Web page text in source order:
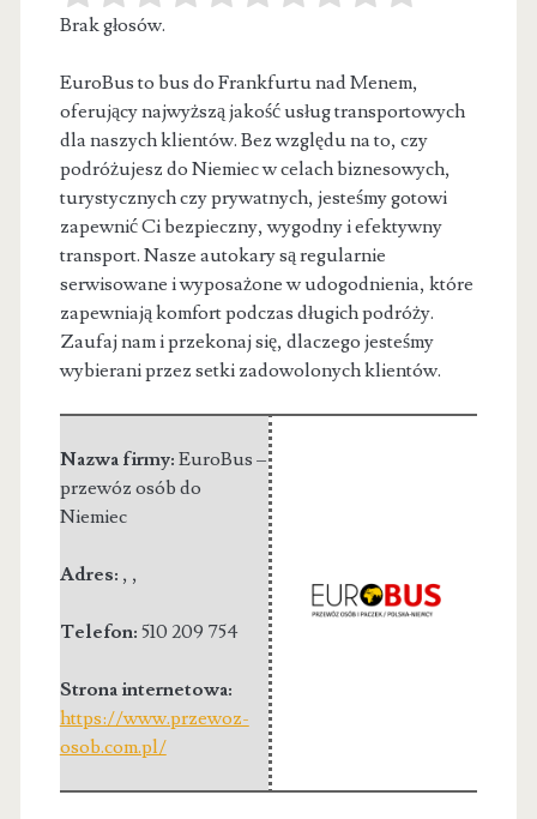
Brak głosów.
EuroBus to bus do Frankfurtu nad Menem,
oferujący najwyższą jakość usług transportowych
dla naszych klientów. Bez względu na to, czy
podróżujesz do Niemiec w celach biznesowych,
turystycznych czy prywatnych, jesteśmy gotowi
zapewnić Ci bezpieczny, wygodny i efektywny
transport. Nasze autokary są regularnie
serwisowane i wyposażone w udogodnienia, które
zapewniają komfort podczas długich podróży.
Zaufaj nam i przekonaj się, dlaczego jesteśmy
wybierani przez setki zadowolonych klientów.
Nazwa firmy: EuroBus –
przewóz osób do
Niemiec
Adres: , ,
Telefon: 510 209 754
Strona internetowa:
https://www.przewoz-
osob.com.pl/